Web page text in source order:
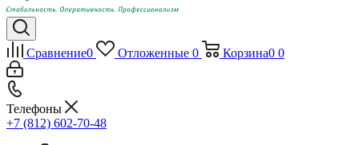
Сравнение0 Отложенные 0 Корзина0 0
Телефоны
+7 (812) 602-70-48